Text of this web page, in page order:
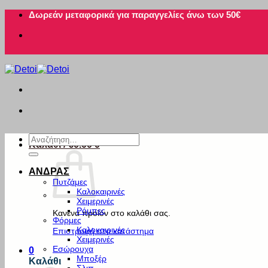
Μετάβαση
περιεχόμενο
Δωρεάν μεταφορικά για παραγγελίες άνω των 50€
Καλάθι /€0.00 0
Κανένα προϊόν στο καλάθι σας.
Επιστροφή στο κατάστημα
0
Καλάθι
Αναζήτηση
για:
ΑΝΔΡΑΣ
Πυτζάμες
Καλοκαιρινές
Χειμερινές
Ρόμπες
Φόρμες
Καλοκαιρινές
Χειμερινές
Εσώρουχα
Μποξέρ